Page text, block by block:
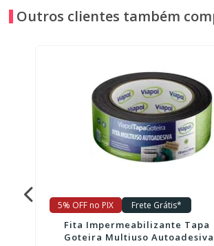
Outros clientes também
5% OFF no PIX Frete Grátis*
Fita Impermeabilizante Tapa
Goteira Multiuso Autoadesiva